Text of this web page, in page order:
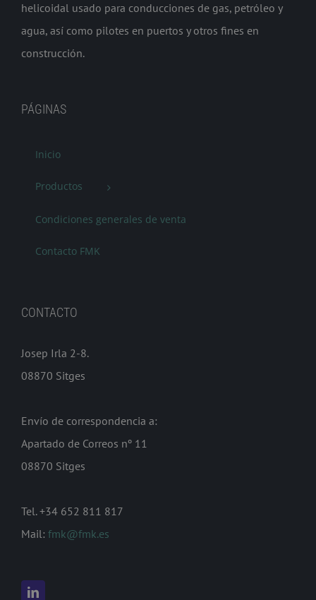
helicoidal usado para conducciones de gas, petróleo y
agua, así como pilotes en puertos y otros fines en
construcción.
PÁGINAS
Inicio
Productos
Condiciones generales de venta
Contacto FMK
CONTACTO
Josep Irla 2-8.
08870 Sitges
Envío de correspondencia a:
Apartado de Correos nº 11
08870 Sitges
Tel. +34 652 811 817
Mail: fmk@fmk.es